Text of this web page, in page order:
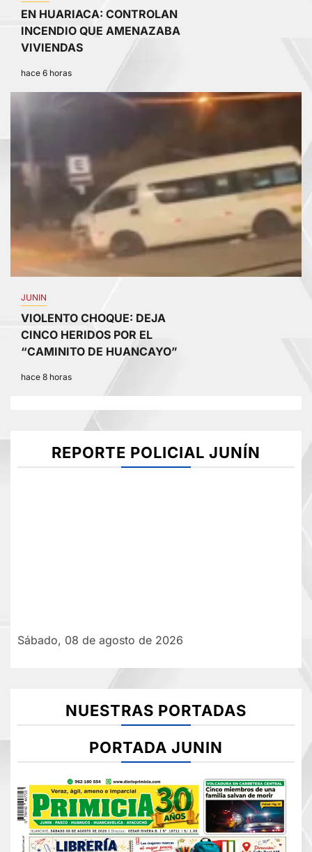
EN HUARIACA: CONTROLAN
INCENDIO QUE AMENAZABA
VIVIENDAS
hace 6 horas
4
JUNIN
VIOLENTO CHOQUE: DEJA
CINCO HERIDOS POR EL
“CAMINITO DE HUANCAYO”
hace 8 horas
REPORTE POLICIAL JUNÍN
Sábado, 08 de agosto de 2026
NUESTRAS PORTADAS
PORTADA JUNIN